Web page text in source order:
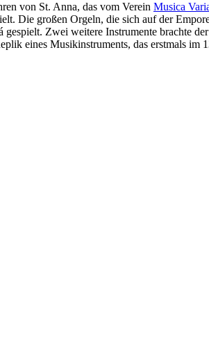
von St. Anna, das vom Verein Musica
Die großen Orgeln, die sich auf der
Zwei weitere Instrumente brachte
eines Musikinstruments, das erstmals im